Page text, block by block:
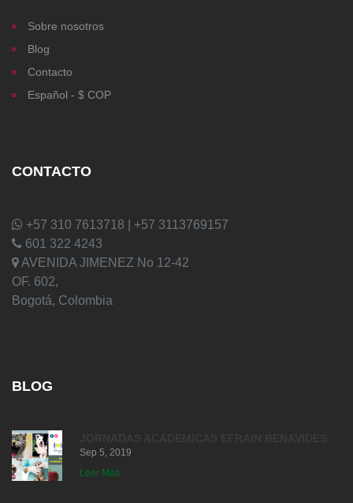
Sobre nosotros
Blog
Contacto
Español - $ COP
CONTACTO
+57 310 7613718 | +57 3113769157
601 322 4243
AVENIDA JIMENEZ No 12-42
OF. 602,
Bogotá, Colombia
BLOG
Sep 5, 2019
Leer Más